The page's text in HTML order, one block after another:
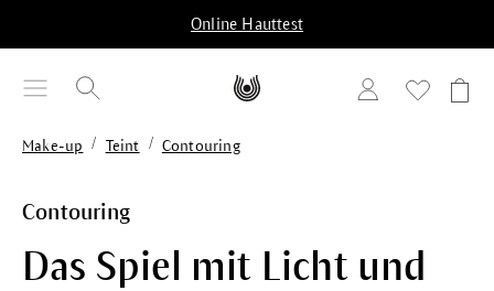
Online Hauttest
Make-up / Teint / Contouring
Contouring
Das Spiel mit Licht und